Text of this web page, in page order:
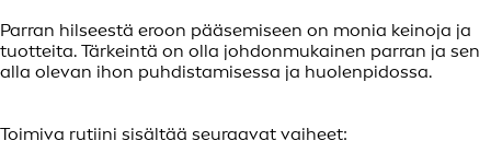
Parran hilseestä eroon pääsemiseen on monia keinoja ja
tuotteita. Tärkeintä on olla johdonmukainen parran ja sen
alla olevan ihon puhdistamisessa ja huolenpidossa.
Toimiva rutiini sisältää seuraavat vaiheet: